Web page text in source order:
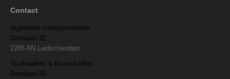
Contact
Algemene correspondentie
Damlaan 32
2265 AN Leidschendam
Studioadres & Bezoekadres
Damlaan 32